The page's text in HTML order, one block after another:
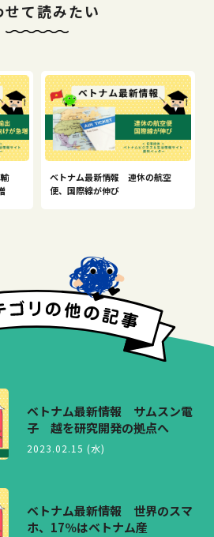
せて読みたい
ベトナム最新情報 連休の航空
便、国際線が伸び
ベトナム最新情報 サムスン電
子 越を研究開発の拠点へ
2023.02.15 (水)
ベトナム最新情報 世界のスマ
ホ、17％はベトナム産